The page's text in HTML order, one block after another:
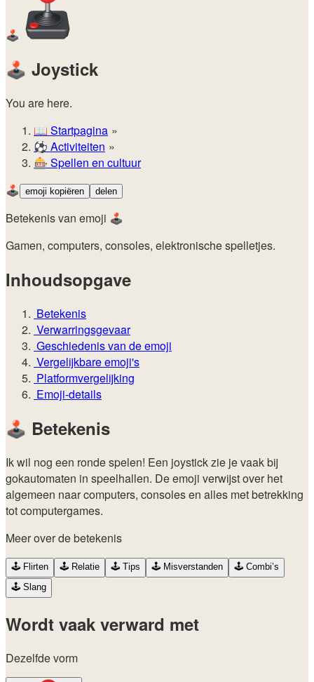
🕹️
🕹️ Joystick
You are here.
📖 Startpagina
⚽️ Activiteiten
🎰 Spellen en cultuur
🕹️
emoji kopiëren delen
Betekenis van emoji 🕹️
Gamen, computers, consoles, elektronische spelletjes.
Inhoudsopgave
Betekenis
Verwarringsgevaar
Geschiedenis van de emoji
Vergelijkbare emoji's
Platformvergelijking
Emoji-details
🕹️ Betekenis
Ik wil nog een ronde spelen! Een joystick zie je vaak bij
gokautomaten in speelhallen. De emoji verwijst over het
algemeen naar computers, consoles en alles met betrekking
tot computergames.
Meer over de betekenis
🕹️ Flirten 🕹️ Relatie 🕹️ Tips 🕹️ Misverstanden 🕹️ Combi’s
🕹️ Slang
Wordt vaak verward met
Dezelfde vorm